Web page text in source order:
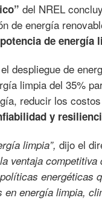
del NREL
de energía
de energía
despliegue de
limpia del 35%
reducir los
y
limpia”, dijo el
ventaja
energéticas
energía limpia,